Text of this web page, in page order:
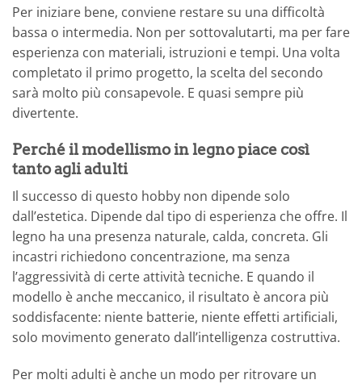
Per iniziare bene, conviene restare su una difficoltà
bassa o intermedia. Non per sottovalutarti, ma per fare
esperienza con materiali, istruzioni e tempi. Una volta
completato il primo progetto, la scelta del secondo
sarà molto più consapevole. E quasi sempre più
divertente.
Perché il modellismo in legno piace così
tanto agli adulti
Il successo di questo hobby non dipende solo
dall’estetica. Dipende dal tipo di esperienza che offre. Il
legno ha una presenza naturale, calda, concreta. Gli
incastri richiedono concentrazione, ma senza
l’aggressività di certe attività tecniche. E quando il
modello è anche meccanico, il risultato è ancora più
soddisfacente: niente batterie, niente effetti artificiali,
solo movimento generato dall’intelligenza costruttiva.
Per molti adulti è anche un modo per ritrovare un